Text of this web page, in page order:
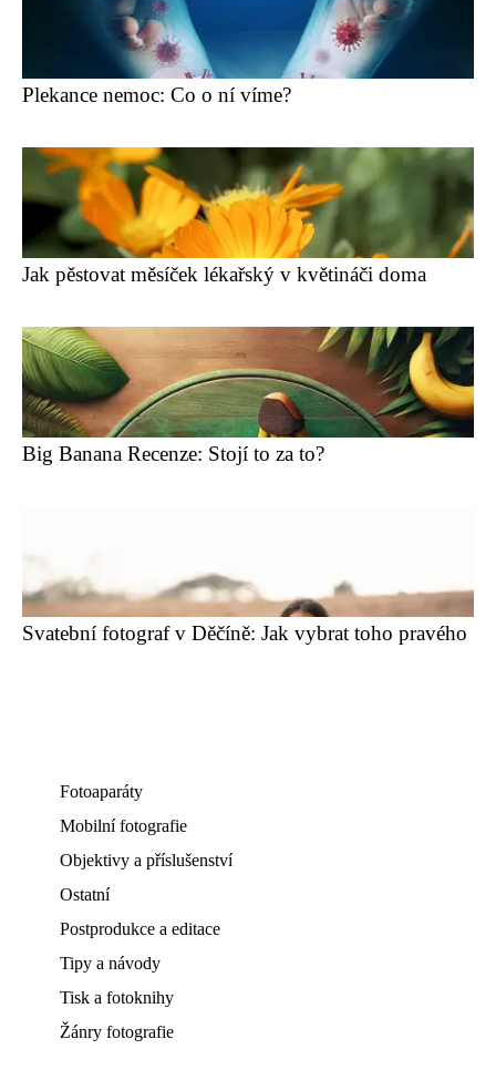
Plekance nemoc: Co o ní víme?
Jak pěstovat měsíček lékařský v květináči doma
Big Banana Recenze: Stojí to za to?
Svatební fotograf v Děčíně: Jak vybrat toho pravého
Fotoaparáty
Mobilní fotografie
Objektivy a příslušenství
Ostatní
Postprodukce a editace
Tipy a návody
Tisk a fotoknihy
Žánry fotografie